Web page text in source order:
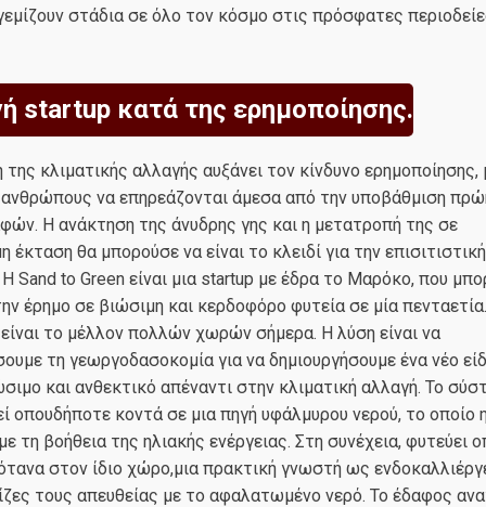
στάδια σε όλο τον κόσμο στις πρόσφατες
startup κατά της ερημοποίησης.
κλιματικής αλλαγής αυξάνει τον κίνδυνο ερημοποίησης,
να επηρεάζονται άμεσα από την υποβάθμιση
Η ανάκτηση της άνυδρης γης και η μετατροπή της σε
έκταση θα μπορούσε να είναι το κλειδί για την
Sand to Green είναι μια startup με έδρα το Μαρόκο, που
έρημο σε βιώσιμη και κερδοφόρο φυτεία σε μία
το μέλλον πολλών χωρών σήμερα. Η λύση είναι να
τη γεωργοδασοκομία για να δημιουργήσουμε ένα νέο
και ανθεκτικό απέναντι στην κλιματική αλλαγή. Το
οπουδήποτε κοντά σε μια πηγή υφάλμυρου νερού, το οποίο
τη βοήθεια της ηλιακής ενέργειας. Στη συνέχεια, φυτεύει
στον ίδιο χώρο,μια πρακτική γνωστή ως
τους απευθείας με το αφαλατωμένο νερό. Το έδαφος